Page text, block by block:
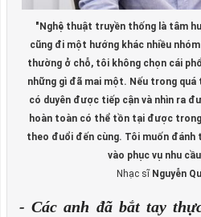
"Nghệ thuật truyền thống là tâm
cũng đi một hướng khác nhiều
thường ở chỗ, tôi không chọn cái
những gì đã mai một. Nếu trong
có duyên được tiếp cận và nhìn ra
hoàn toàn có thể tồn tại được
theo đuổi đến cùng. Tôi muốn
vào phục vụ nhu
Nhạc sĩ Nguyễn
- Các anh đã bắt tay